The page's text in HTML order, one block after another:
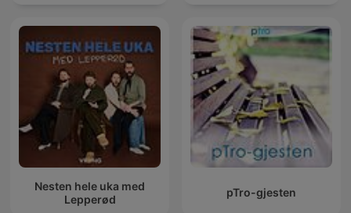
Nesten hele uka med
Lepperød
pTro-gjesten